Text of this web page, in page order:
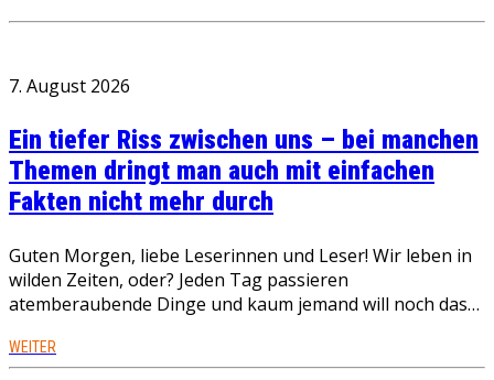
7. August 2026
Ein tiefer Riss zwischen uns – bei manchen
Themen dringt man auch mit einfachen
Fakten nicht mehr durch
Guten Morgen, liebe Leserinnen und Leser! Wir leben in
wilden Zeiten, oder? Jeden Tag passieren
atemberaubende Dinge und kaum jemand will noch das…
WEITER